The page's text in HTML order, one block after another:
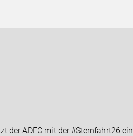
der ADFC mit der #Sternfahrt26 ein